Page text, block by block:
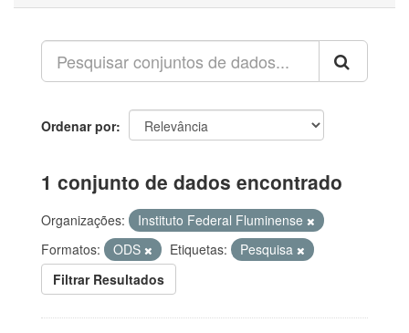
Ordenar por
1 conjunto de dados encontrado
Organizações:
Instituto Federal Fluminense
Formatos:
ODS Etiquetas:
Pesquisa
Filtrar Resultados